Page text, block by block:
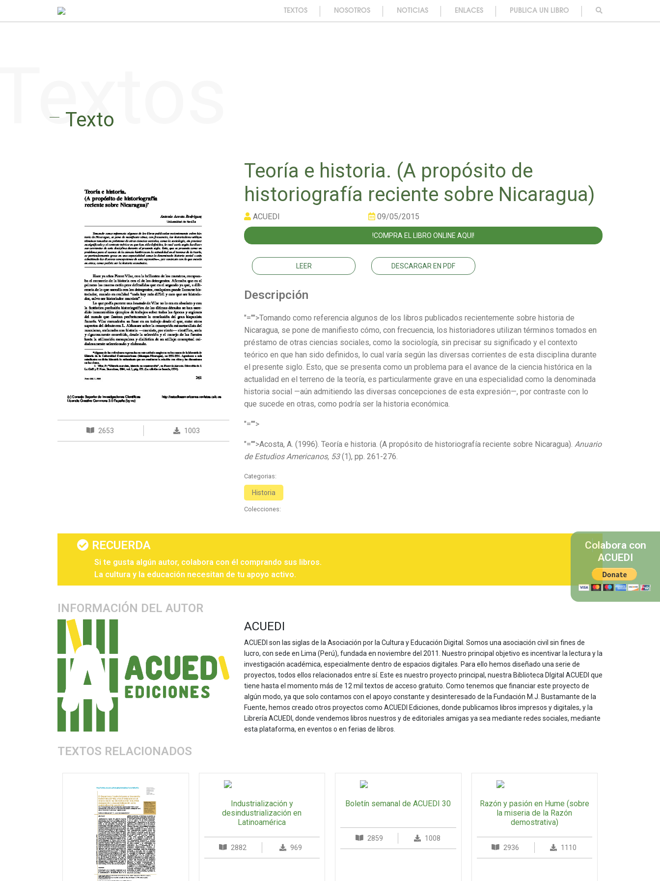
TEXTOS NOSOTROS NOTICIAS ENLACES PUBLICA UN LIBRO
Texto
2653 1003
Teoría e historia. (A propósito de
historiografía reciente sobre Nicaragua)
ACUEDI 09/05/2015
!COMPRA EL LIBRO ONLINE AQUI!
LEER DESCARGAR EN PDF
Descripción
"="">Tomando como referencia algunos de los libros publicados recientemente sobre historia de
Nicaragua, se pone de manifiesto cómo, con frecuencia, los historiadores utilizan términos tomados en
préstamo de otras ciencias sociales, como la sociología, sin precisar su significado y el contexto
teórico en que han sido definidos, lo cual varía según las diversas corrientes de esta disciplina durante
el presente siglo. Esto, que se presenta como un problema para el avance de la ciencia histórica en la
actualidad en el terreno de la teoría, es particularmente grave en una especialidad como la denominada
historia social —aún admitiendo las diversas concepciones de esta expresión—, por contraste con lo
que sucede en otras, como podría ser la historia económica.
"="">
"="">Acosta, A. (1996). Teoría e historia. (A propósito de historiografía reciente sobre Nicaragua). Anuario
de Estudios Americanos, 53(1), pp. 261-276.
Categorias:
Historia
Colecciones:
RECUERDA
Si te gusta algún autor, colabora con él comprando sus libros.
La cultura y la educación necesitan de tu apoyo activo.
INFORMACIÓN DEL AUTOR
ACUEDI
ACUEDI son las siglas de la Asociación por la Cultura y Educación Digital. Somos una asociación civil sin fines de
lucro, con sede en Lima (Perú), fundada en noviembre del 2011. Nuestro principal objetivo es incentivar la lectura y la
investigación académica, especialmente dentro de espacios digitales. Para ello hemos diseñado una serie de
proyectos, todos ellos relacionados entre sí. Este es nuestro proyecto principal, nuestra Biblioteca DIgital ACUEDI que
tiene hasta el momento más de 12 mil textos de acceso gratuito. Como tenemos que financiar este proyecto de
algún modo, ya que solo contamos con el apoyo constante y desinteresado de la Fundación M.J. Bustamante de la
Fuente, hemos creado otros proyectos como ACUEDI Ediciones, donde publicamos libros impresos y digitales, y la
Librería ACUEDI, donde vendemos libros nuestros y de editoriales amigas ya sea mediante redes sociales, mediante
esta plataforma, en eventos o en ferias de libros.
TEXTOS RELACIONADOS
Industrialización y
desindustrialización en
Latinoamérica
2882 969
Boletín semanal de ACUEDI 30
2859 1008
Razón y pasión en Hume (sobre
la miseria de la Razón
demostrativa)
2936 1110
Colabora con
ACUEDI